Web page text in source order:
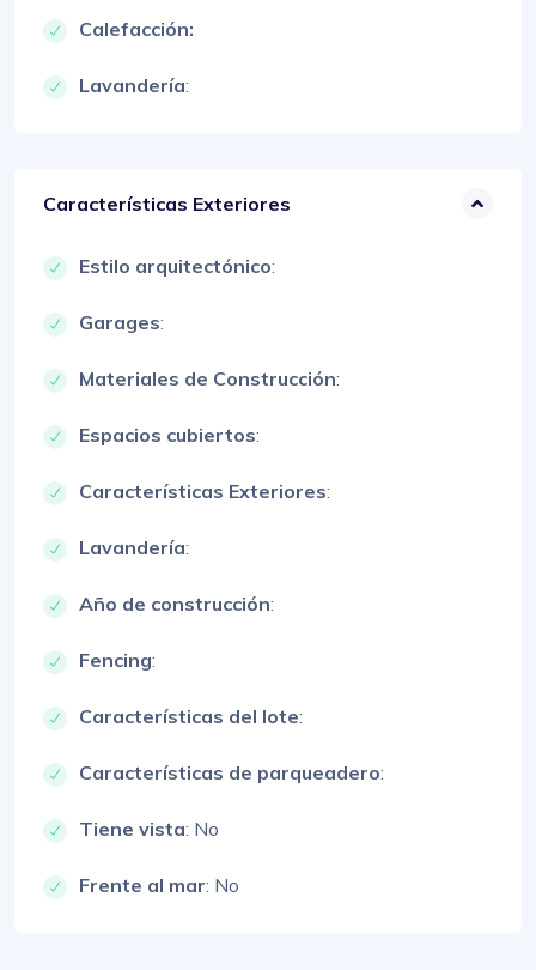
Calefacción:
Lavandería:
Características Exteriores
Estilo arquitectónico:
Garages:
Materiales de Construcción:
Espacios cubiertos:
Características Exteriores:
Lavandería:
Año de construcción:
Fencing:
Características del lote:
Características de parqueadero:
Tiene vista: No
Frente al mar: No